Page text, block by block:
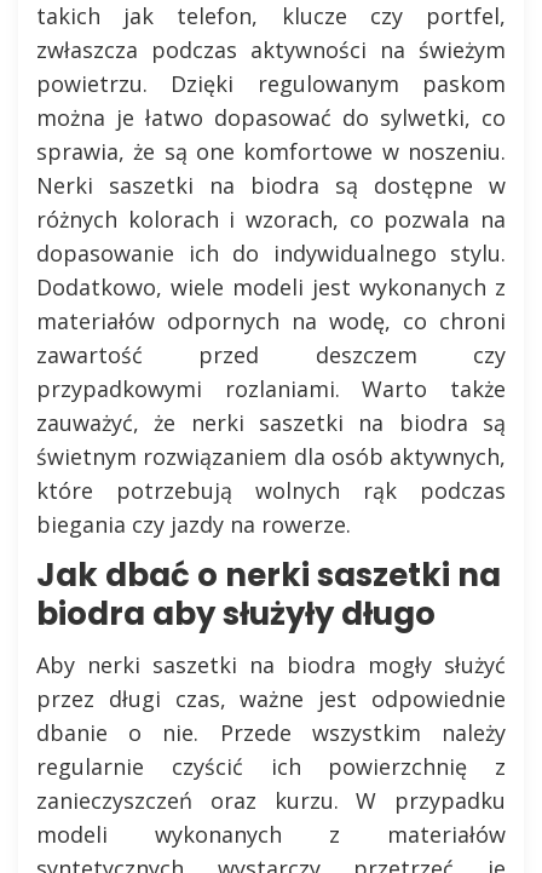
takich jak telefon, klucze czy portfel,
zwłaszcza podczas aktywności na świeżym
powietrzu. Dzięki regulowanym paskom
można je łatwo dopasować do sylwetki, co
sprawia, że są one komfortowe w noszeniu.
Nerki saszetki na biodra są dostępne w
różnych kolorach i wzorach, co pozwala na
dopasowanie ich do indywidualnego stylu.
Dodatkowo, wiele modeli jest wykonanych z
materiałów odpornych na wodę, co chroni
zawartość przed deszczem czy
przypadkowymi rozlaniami. Warto także
zauważyć, że nerki saszetki na biodra są
świetnym rozwiązaniem dla osób aktywnych,
które potrzebują wolnych rąk podczas
biegania czy jazdy na rowerze.
Jak dbać o nerki saszetki na
biodra aby służyły długo
Aby nerki saszetki na biodra mogły służyć
przez długi czas, ważne jest odpowiednie
dbanie o nie. Przede wszystkim należy
regularnie czyścić ich powierzchnię z
zanieczyszczeń oraz kurzu. W przypadku
modeli wykonanych z materiałów